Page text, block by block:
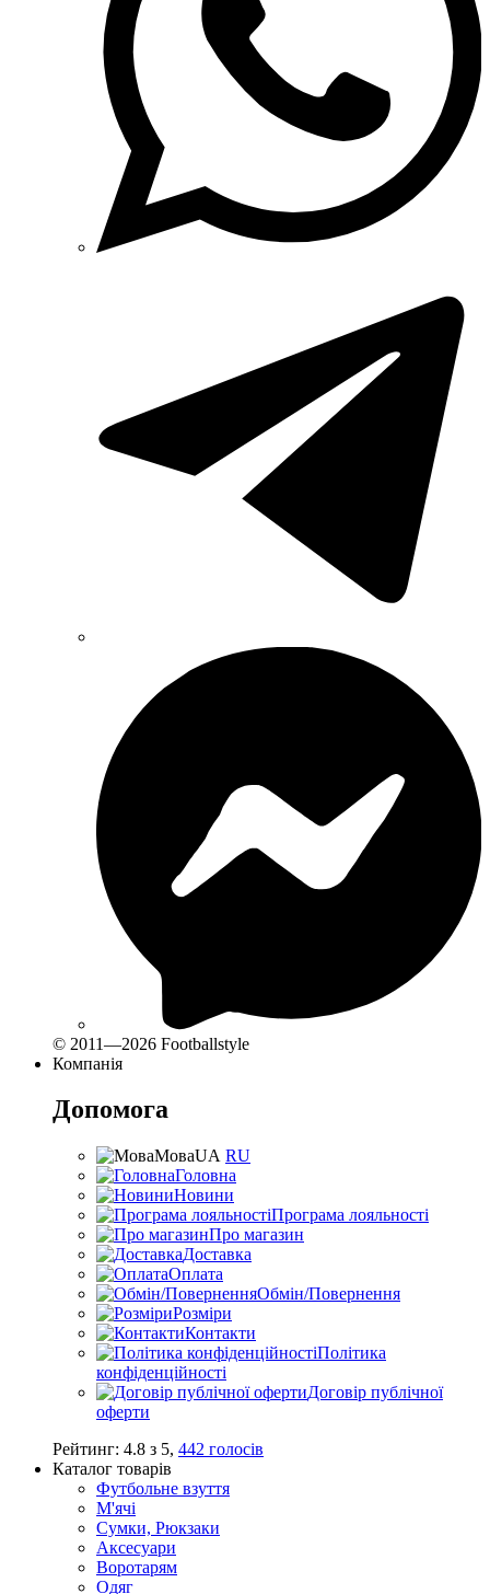
© 2011—2026 Footballstyle
Компанія
Допомога
МоваUA RU
Головна
Новини
Програма лояльності
Про магазин
Доставка
Оплата
Обмін/Повернення
Розміри
Контакти
Політика
конфіденційності
Договір публічної
оферти
Рейтинг: 4.8 з 5, 442 голосів
Каталог товарів
Футбольне взуття
М'ячі
Сумки, Рюкзаки
Аксесуари
Воротарям
Одяг